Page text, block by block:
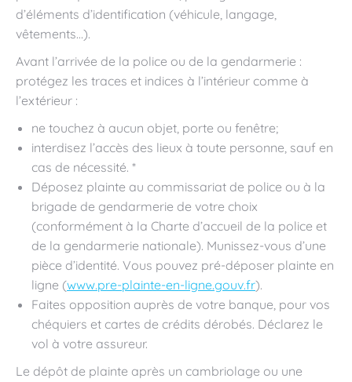
d’éléments d’identification (véhicule, langage,
vêtements…).
Avant l’arrivée de la police ou de la gendarmerie :
protégez les traces et indices à l’intérieur comme à
l’extérieur :
ne touchez à aucun objet, porte ou fenêtre;
interdisez l’accès des lieux à toute personne, sauf en
cas de nécessité. *
Déposez plainte au commissariat de police ou à la
brigade de gendarmerie de votre choix
(conformément à la Charte d’accueil de la police et
de la gendarmerie nationale). Munissez-vous d’une
pièce d’identité. Vous pouvez pré-déposer plainte en
ligne (www.pre-plainte-en-ligne.gouv.fr).
Faites opposition auprès de votre banque, pour vos
chéquiers et cartes de crédits dérobés. Déclarez le
vol à votre assureur.
Le dépôt de plainte après un cambriolage ou une